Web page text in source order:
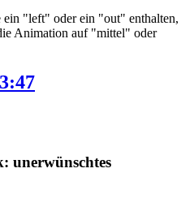
"left" oder ein "out" enthalten,
Animation auf "mittel" oder
unerwünschtes